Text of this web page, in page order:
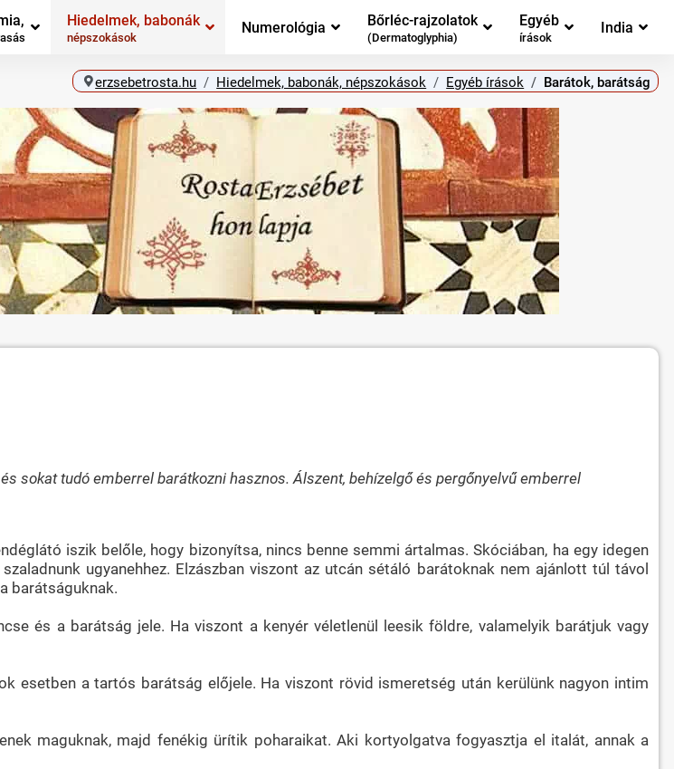
Hiedelmek, babonák
népszokások
Numerológia Bőrléc-rajzolatok
(Dermatoglyphia)
Egyéb
írások
India
erzsebetrosta.hu Hiedelmek, babonák, népszokások Egyéb írások Barátok, barátság
sokat tudó emberrel barátkozni hasznos. Álszent, behízelgő és pergőnyelvű emberrel
iszik belőle, hogy bizonyítsa, nincs benne semmi ártalmas. Skóciában, ha egy idegen
ugyanehhez. Elzászban viszont az utcán sétáló barátoknak nem ajánlott túl távol
barátságuknak.
és a barátság jele. Ha viszont a kenyér véletlenül leesik földre, valamelyik barátjuk vagy
esetben a tartós barátság előjele. Ha viszont rövid ismeretség után kerülünk nagyon intim
maguknak, majd fenékig ürítik poharaikat. Aki kortyolgatva fogyasztja el italát, annak a